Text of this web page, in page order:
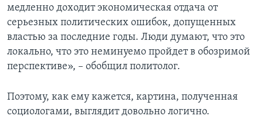
медленно доходит экономическая отдача от
серьезных политических ошибок, допущенных
властью за последние годы. Люди думают, что это
локально, что это неминуемо пройдет в обозримой
перспективе», – обобщил политолог.
Поэтому, как ему кажется, картина, полученная
социологами, выглядит довольно логично.